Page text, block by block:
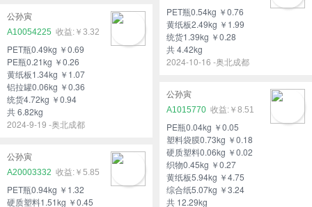
PET瓶0.54kg ￥0.76
黄纸板2.49kg ￥1.99
统货1.39kg ￥0.28
共 4.42kg
2024-10-16 -奥北成都
公孙寅
A10054225
￥3.32
PET瓶0.49kg ￥0.69
PE瓶0.21kg ￥0.26
黄纸板1.34kg ￥1.07
铝拉罐0.06kg ￥0.36
统货4.72kg ￥0.94
共 6.82kg
2024-9-19 -奥北成都
公孙寅
A1015770
￥8.51
PE瓶0.04kg ￥0.05
塑料袋膜0.73kg ￥0.18
硬质塑料0.06kg ￥0.02
织物0.45kg ￥0.27
黄纸板5.94kg ￥4.75
综合纸5.07kg ￥3.24
共 12.29kg
公孙寅
A20003332
￥5.85
PET瓶0.94kg ￥1.32
硬质塑料1.51kg ￥0.45